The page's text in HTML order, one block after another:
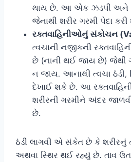
થાય છે. આ એક ઝડપી અને
જેનાથી શરીર ગરમી પેદા
રક્તવાહિનીઓનું સંકોચન
ત્વચાની નજીકની
છે (નાની થઈ જાય છે) જેથી
ન જાય. આનાથી ત્વચા
દેખાઈ શકે છે. આ
શરીરની ગરમીને અંદર
છે.
ઠંડી લાગવી એ સંકેત છે કે શરીરનું
અથવા સ્થિર થઈ રહ્યું છે. તાવ